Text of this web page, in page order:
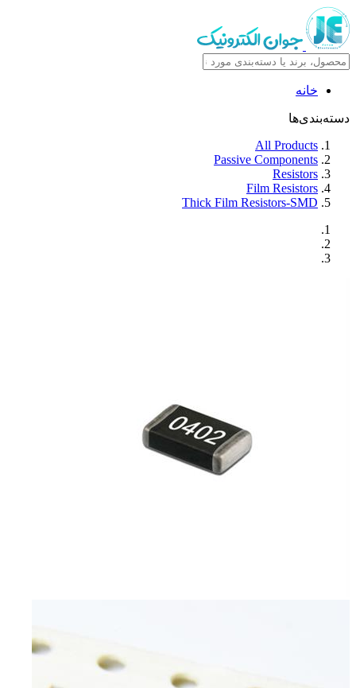
خانه
دسته‌بندی‌ها
All Products
Passive Components
Resistors
Film Resistors
Thick Film Resistors-SMD